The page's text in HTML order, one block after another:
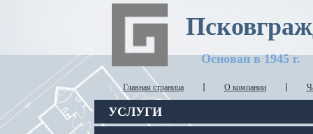
Основан в 1945 г.
Главная страница О компании
УСЛУГИ